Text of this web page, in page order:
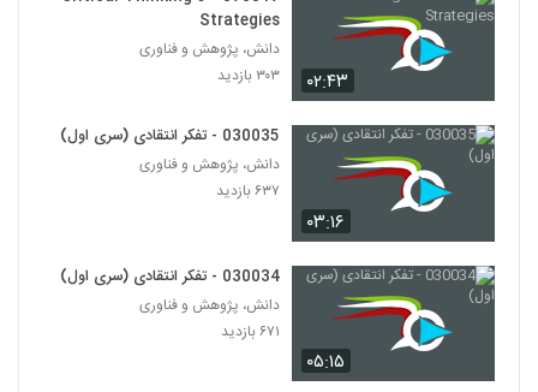
028129 - نظریه شبکه (Network Theory)
۶۲۹ بازدید
028130 - نظریه شبکه (Network Theory)
121
۶۰۳ بازدید
122
028132 - نظریه شبکه (Network Theory)
۵۴۰ بازدید
۰۲:۴۳
Strategies
دانش، پژوهش و فناوری
۳۰۳ بازدید
۰۳:۱۶
030035 - تفکر انتقادی (سری اول)
دانش، پژوهش و فناوری
۶۳۷ بازدید
۰۵:۱۵
030034 - تفکر انتقادی (سری اول)
دانش، پژوهش و فناوری
۶۷۱ بازدید